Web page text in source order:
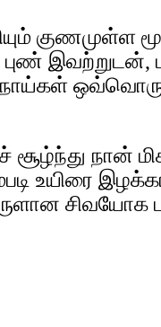
குணமுள்ள
நோய்கள்
நான்
உயிரை
சிவயோக